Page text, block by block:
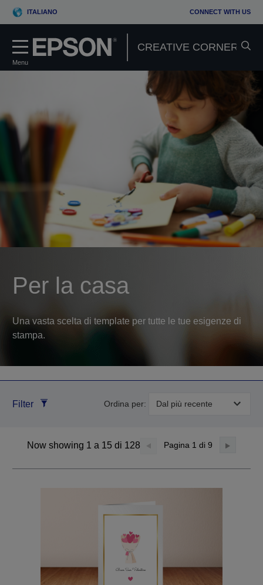
ITALIANO CONNECT WITH US
Menu
Per la casa
Una vasta scelta di template per tutte le tue esigenze di
stampa.
Filter Ordina per:
Now showing 1 a 15 di 128 Pagina 1 di 9